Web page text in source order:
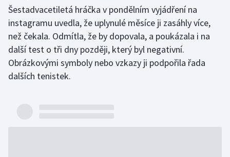
Šestadvacetiletá hráčka v pondělním vyjádření na
instagramu uvedla, že uplynulé měsíce ji zasáhly více,
než čekala. Odmítla, že by dopovala, a poukázala i na
další test o tři dny později, který byl negativní.
Obrázkovými symboly nebo vzkazy ji podpořila řada
dalších tenistek.